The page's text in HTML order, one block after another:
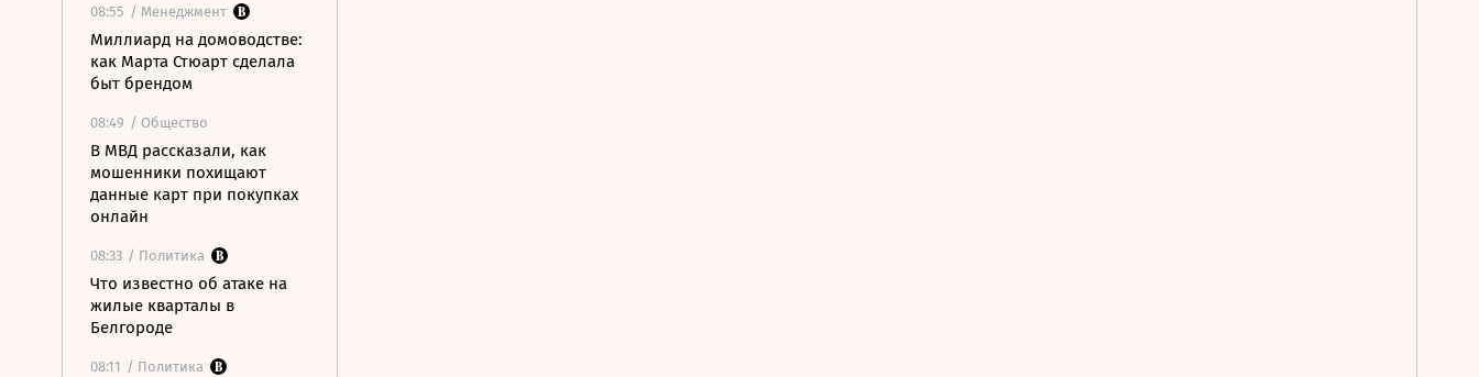
08:55 / Менеджмент
Миллиард на домоводстве:
как Марта Стюарт сделала
быт брендом
08:49 / Общество
В МВД рассказали, как
мошенники похищают
данные карт при покупках
онлайн
08:33 / Политика
Что известно об атаке на
жилые кварталы в
Белгороде
08:11 / Политика